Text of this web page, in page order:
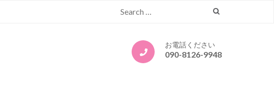
Search
お電話ください
090-8126-9948